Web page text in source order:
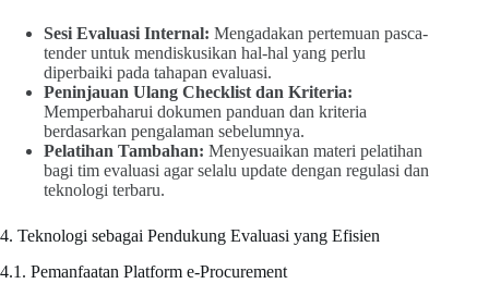
Sesi Evaluasi Internal: Mengadakan pertemuan pasca-
tender untuk mendiskusikan hal-hal yang perlu
diperbaiki pada tahapan evaluasi.
Peninjauan Ulang Checklist dan Kriteria:
Memperbaharui dokumen panduan dan kriteria
berdasarkan pengalaman sebelumnya.
Pelatihan Tambahan: Menyesuaikan materi pelatihan
bagi tim evaluasi agar selalu update dengan regulasi dan
teknologi terbaru.
4. Teknologi sebagai Pendukung Evaluasi yang Efisien
4.1. Pemanfaatan Platform e-Procurement